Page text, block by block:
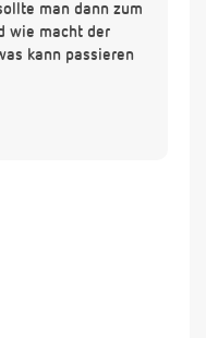
man dann zum
wie macht der
kann passieren